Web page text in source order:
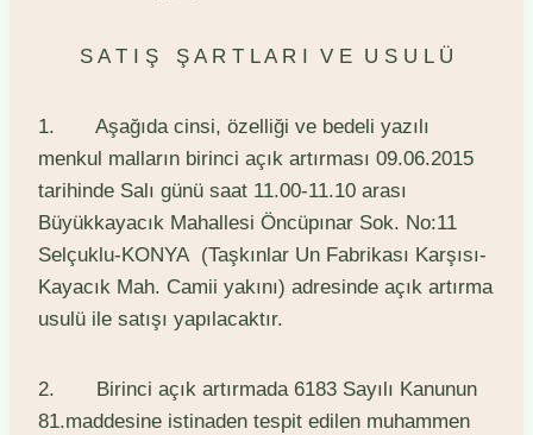
S A T I Ş Ş A R T L A R I V E U S U L Ü
1. Aşağıda cinsi, özelliği ve bedeli yazılı
menkul malların birinci açık artırması 09.06.2015
tarihinde Salı günü saat 11.00-11.10 arası
Büyükkayacık Mahallesi Öncüpınar Sok. No:11
Selçuklu-KONYA (Taşkınlar Un Fabrikası Karşısı-
Kayacık Mah. Camii yakını) adresinde açık artırma
usulü ile satışı yapılacaktır.
2. Birinci açık artırmada 6183 Sayılı Kanunun
81.maddesine istinaden tespit edilen muhammen